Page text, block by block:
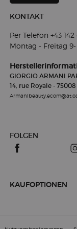
KONTAKT
Per Telefon +43 142
Montag - Freitag 9-
GIORGIO ARMANI
14, rue Royale -
FOLGEN
KAUFOPTIONEN